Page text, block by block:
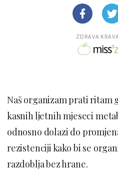
ZDRAVA
Naš organizam prati ritam
kasnih ljetnih mjeseci
odnosno dolazi do
rezistenciji kako bi se
razdoblja bez hrane.